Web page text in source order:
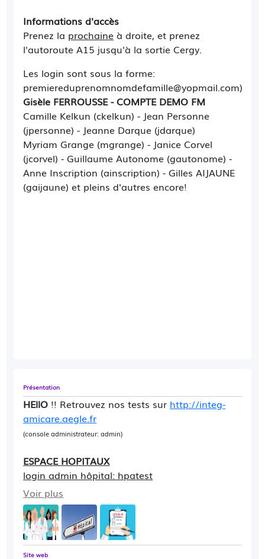
Informations d'accès
Prenez la prochaine à droite, et prenez
l'autoroute A15 jusqu'à la sortie Cergy.
Les login sont sous la forme:
premiereduprenomnomdefamille@yopmail.com)
Gisèle FERROUSSE - COMPTE DEMO FM
Camille Kelkun (ckelkun) - Jean Personne
(jpersonne) - Jeanne Darque (jdarque)
Myriam Grange (mgrange) - Janice Corvel
(jcorvel) - Guillaume Autonome (gautonome) -
Anne Inscription (ainscription) - Gilles AIJAUNE
(gaijaune) et pleins d'autres encore!
Présentation
HEllO !! Retrouvez nos tests sur http://integ-
amicare.aegle.fr
(console administrateur: admin)
ESPACE HOPITAUX
login admin hôpital: hpatest
login profil secrétaire: secretaire (anesthesie)
---
ESPACE MEDECINS:
login (med. création AmiCare >AMI): rbache,
Voir plus
Site web